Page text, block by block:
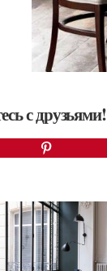
с друзьями!